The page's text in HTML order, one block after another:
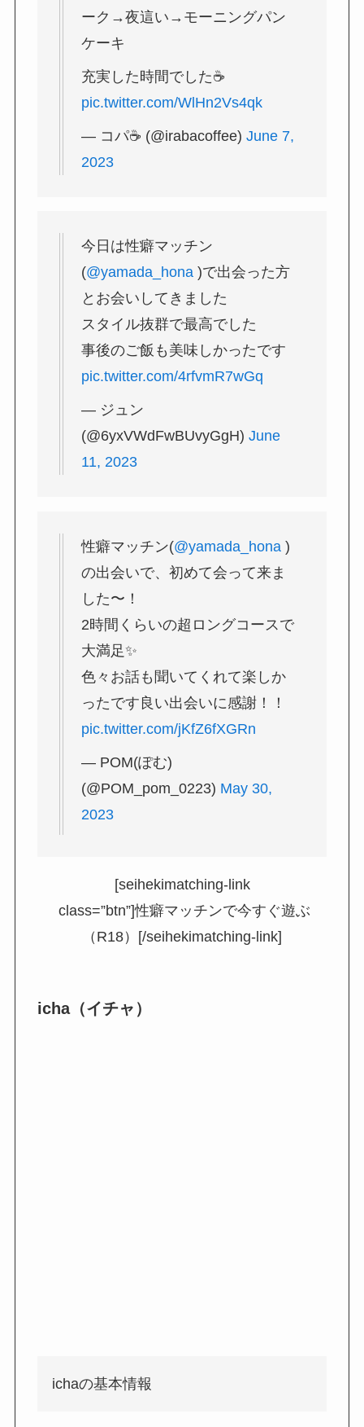
ーク→夜這い→モーニングパン
ケーキ
充実した時間でした☕
pic.twitter.com/WlHn2Vs4qk
— コパ☕ (@irabacoffee) June 7,
2023
今日は性癖マッチン
(@yamada_hona)で出会った方
とお会いしてきました
スタイル抜群で最高でした
事後のご飯も美味しかったです
pic.twitter.com/4rfvmR7wGq
— ジュン
(@6yxVWdFwBUvyGgH) June
11, 2023
性癖マッチン(@yamada_hona)
の出会いで、初めて会って来ま
した〜！
2時間くらいの超ロングコースで
大満足✨
色々お話も聞いてくれて楽しか
ったです良い出会いに感謝！！
pic.twitter.com/jKfZ6fXGRn
— POM(ぽむ)
(@POM_pom_0223) May 30,
2023
[seihekimatching-link
class=”btn”]性癖マッチンで今すぐ遊ぶ
（R18）[/seihekimatching-link]
icha（イチャ）
ichaの基本情報